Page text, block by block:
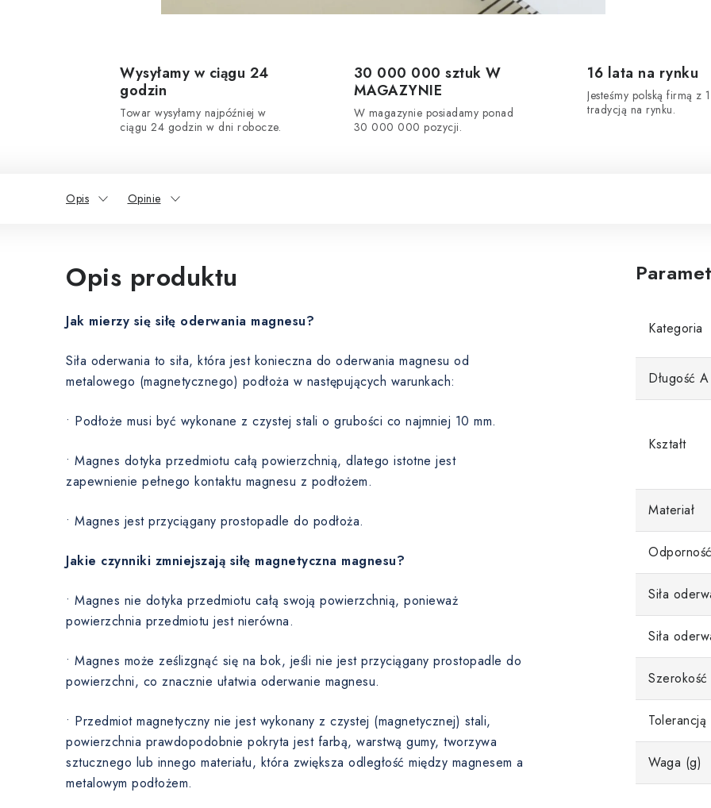
Wysyłamy w ciągu 24
godzin
Towar wysyłamy najpóźniej w
ciągu 24 godzin w dni robocze.
30 000 000 sztuk W
MAGAZYNIE
W magazynie posiadamy ponad
30 000 000 pozycji.
16 lata na rynku
Jesteśmy polską firmą z
tradycją na rynku.
Opis Opinie
Opis produktu
Jak mierzy się siłę oderwania magnesu?
Siła oderwania to siła, która jest konieczna do oderwania magnesu od
metalowego (magnetycznego) podłoża w następujących warunkach:
• Podłoże musi być wykonane z czystej stali o grubości co najmniej 10 mm.
• Magnes dotyka przedmiotu całą powierzchnią, dlatego istotne jest
zapewnienie pełnego kontaktu magnesu z podłożem.
• Magnes jest przyciągany prostopadle do podłoża.
Jakie czynniki zmniejszają siłę magnetyczna magnesu?
• Magnes nie dotyka przedmiotu całą swoją powierzchnią, ponieważ
powierzchnia przedmiotu jest nierówna.
• Magnes może ześlizgnąć się na bok, jeśli nie jest przyciągany prostopadle do
powierzchni, co znacznie ułatwia oderwanie magnesu.
• Przedmiot magnetyczny nie jest wykonany z czystej (magnetycznej) stali,
powierzchnia prawdopodobnie pokryta jest farbą, warstwą gumy, tworzywa
sztucznego lub innego materiału, która zwiększa odległość między magnesem a
metalowym podłożem.
Kategoria
Długość
Kształt
Materiał
Siła
Siła
Szerokość
Waga (g)